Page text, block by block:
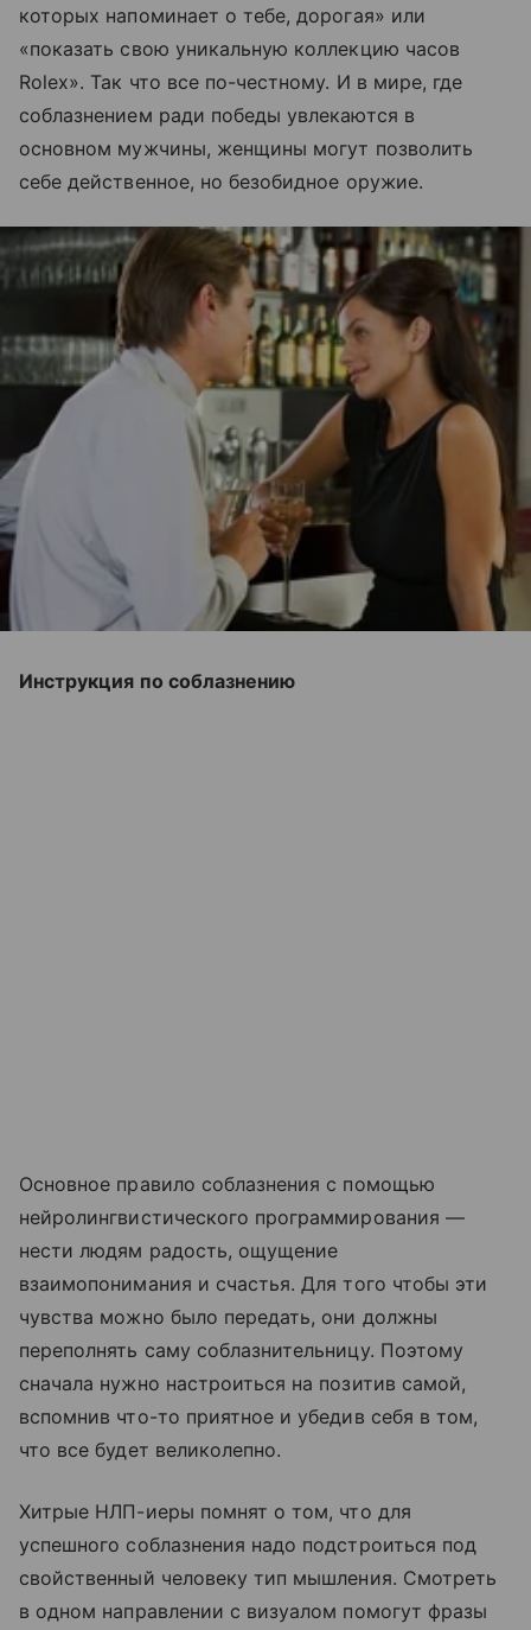
которых напоминает о тебе, дорогая» или
«показать свою уникальную коллекцию часов
Rolex». Так что все по-честному. И в мире, где
соблазнением ради победы увлекаются в
основном мужчины, женщины могут позволить
себе действенное, но безобидное оружие.
Инструкция по соблазнению
Основное правило соблазнения с помощью
нейролингвистического программирования —
нести людям радость, ощущение
взаимопонимания и счастья. Для того чтобы эти
чувства можно было передать, они должны
переполнять саму соблазнительницу. Поэтому
сначала нужно настроиться на позитив самой,
вспомнив что-то приятное и убедив себя в том,
что все будет великолепно.
Хитрые НЛП-иеры помнят о том, что для
успешного соблазнения надо подстроиться под
свойственный человеку тип мышления. Смотреть
в одном направлении с визуалом помогут фразы